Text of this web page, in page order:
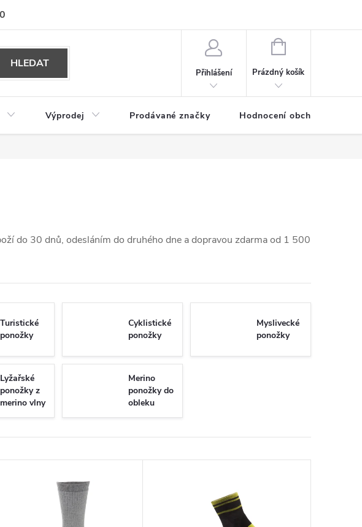
HLEDAT
Přihlášení
NÁKUPNÍ
Prázdný košík
Výprodej Prodávané značky Hodnocení obchodu
do 30 dnů, odesláním do druhého dne a dopravou zdarma od 1 500
Turistické
ponožky
Cyklistické
ponožky
Myslivecké
ponožky
Lyžařské
ponožky z
merino vlny
Merino
ponožky do
obleku